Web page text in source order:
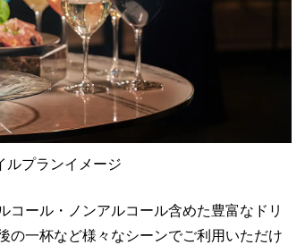
ルプランイメージ
コール・ノンアルコール含めた豊富なドリ
の一杯など様々なシーンでご利用いただけ